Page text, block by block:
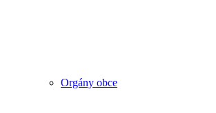
Orgány obce